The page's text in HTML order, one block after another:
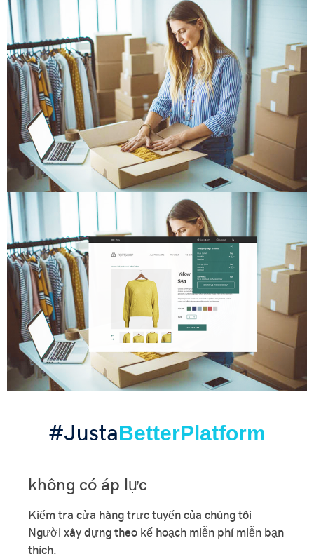
#JustaBetterPlatform
không có áp lực
Kiểm tra cửa hàng trực tuyến của chúng tôi
Người xây dựng theo kế hoạch miễn phí miễn bạn
thích.